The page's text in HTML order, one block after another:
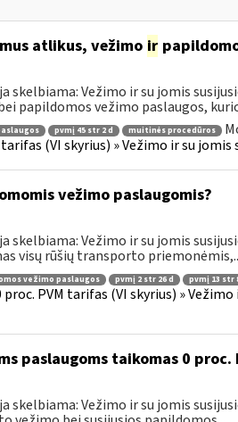
atlikus, vežimo ir
skelbiama: Vežimo ir su jomis
papildomos vežimo paslaugos,
pvmį 45 str 2 d muitinės procedūros
(VI skyrius) » Vežimo ir su
vežimo paslaugomis?
skelbiama: Vežimo ir su jomis
visų rūšių transporto
vežimo paslaugos pvmį 2 str 26 d pvmį 13 str
PVM tarifas (VI skyrius) »
paslaugoms taikomas 0 proc.
skelbiama: Vežimo ir su jomis